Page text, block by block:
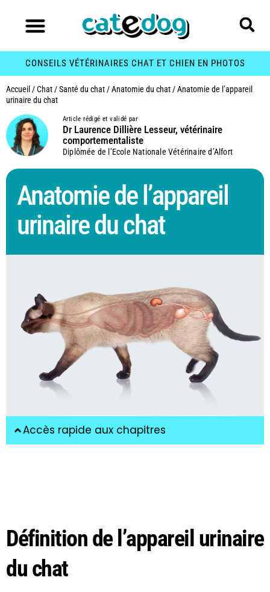
CONSEILS VÉTÉRINAIRES CHAT ET CHIEN EN PHOTOS
Accueil /Chat /Santé du chat /Anatomie du chat /Anatomie de l’appareil
urinaire du chat
Article rédigé et validé par
Dr Laurence Dillière Lesseur, vétérinaire
comportementaliste
Diplômée de l’Ecole Nationale Vétérinaire d’Alfort
Anatomie de l’appareil
urinaire du chat
Accès rapide aux chapitres
Définition de l’appareil urinaire
du chat